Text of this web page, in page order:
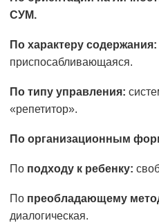
СУМ.
По характеру содержания:
приспосабливающаяся.
По типу управления:
«репетитор».
По организационным
По подходу к ребенку:
По преобладающему
диалогическая.